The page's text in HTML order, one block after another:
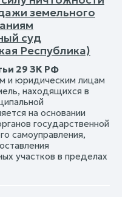
земельного
суд
Республика)
29 ЗК РФ
и юридическим лицам
находящихся в
на основании
государственной
самоуправления,
участков в пределах